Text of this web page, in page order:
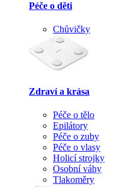
Péče o děti
Chůvičky
Zdraví a krása
Péče o tělo
Epilátory
Péče o zuby
Péče o vlasy
Holicí strojky
Osobní váhy
Tlakoměry